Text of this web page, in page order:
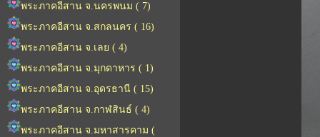
พระภาคอีสาน จ.นครพนม ( 7)
พระภาคอีสาน จ.สกลนคร ( 16)
พระภาคอีสาน จ.เลย ( 4)
พระภาคอีสาน จ.มุกดาหาร ( 1)
พระภาคอีสาน จ.อุดรธานี ( 15)
พระภาคอีสาน จ.กาฬสินธ์ ( 4)
พระภาคอีสาน จ.มหาสารคาม (